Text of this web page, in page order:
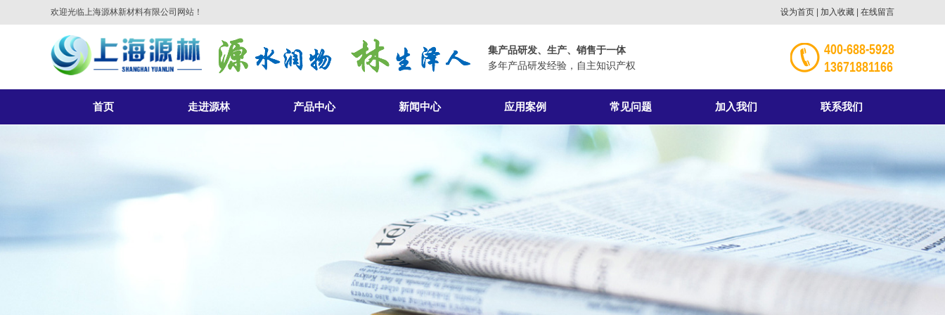
欢迎光临上海源林新材料有限公司网站！ 设为首页 加入收藏 在线留言
集产品研发、生产、销售于一体
多年产品研发经验，自主知识产权
400-688-5928
13671881166
首页 走进源林 产品中心 新闻中心 应用案例 常见问题 加入我们 联系我们